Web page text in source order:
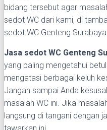
bidang tersebut agar
sedot WC dari kami, di
sedot WC Genteng
Jasa sedot WC Genteng
yang paling mengetahui
mengatasi berbagai keluh
Jangan sampai Anda
masalah WC ini. Jika
langsung di tangani dengan
tawarkan ini